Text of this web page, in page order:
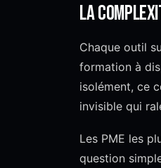
La
Chaque outil
formation à
isolément, ce
invisible qui
Les PME les
question